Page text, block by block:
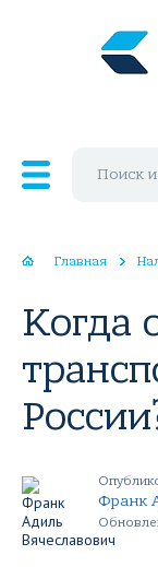
Главная
Когда
Франк